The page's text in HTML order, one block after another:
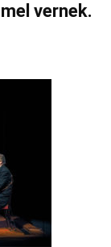
vernek.